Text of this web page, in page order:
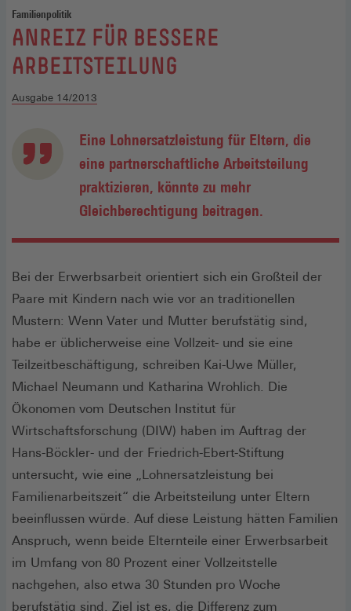
Familienpolitik
:
ANREIZ FÜR BESSERE
ARBEITSTEILUNG
Ausgabe 14/2013
Eine Lohnersatzleistung für Eltern, die
eine partnerschaftliche Arbeitsteilung
praktizieren, könnte zu mehr
Gleichberechtigung beitragen.
Bei der Erwerbsarbeit orientiert sich ein Großteil der
Paare mit Kindern nach wie vor an traditionellen
Mustern: Wenn Vater und Mutter berufstätig sind,
habe er üblicherweise eine Vollzeit- und sie eine
Teilzeitbeschäftigung, schreiben Kai-Uwe Müller,
Michael Neumann und Katharina Wrohlich. Die
Ökonomen vom Deutschen Institut für
Wirtschaftsforschung (DIW) haben im Auftrag der
Hans-Böckler- und der Friedrich-Ebert-Stiftung
untersucht, wie eine „Lohnersatzleistung bei
Familienarbeitszeit“ die Arbeitsteilung unter Eltern
beeinflussen würde. Auf diese Leistung hätten Familien
Anspruch, wenn beide Elternteile einer Erwerbsarbeit
im Umfang von 80 Prozent einer Vollzeitstelle
nachgehen, also etwa 30 Stunden pro Woche
berufstätig sind. Ziel ist es, die Differenz zum